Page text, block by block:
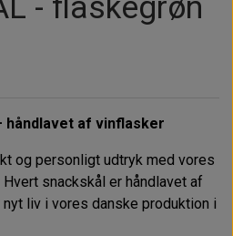
- flaskegrøn
håndlavet af vinflasker
og personligt udtryk med vores
snackskål er håndlavet af
liv i vores danske produktion i